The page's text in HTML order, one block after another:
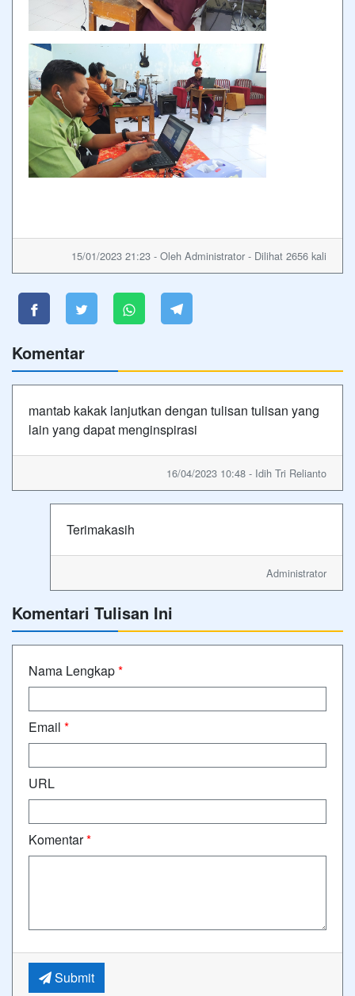
15/01/2023 21:23 - Oleh Administrator - Dilihat 2656 kali
Komentar
mantab kakak lanjutkan dengan tulisan tulisan yang
lain yang dapat menginspirasi
16/04/2023 10:48 - Idih Tri Relianto
Terimakasih
Administrator
Komentari Tulisan Ini
Nama Lengkap*
Email *
URL
Komentar*
Submit